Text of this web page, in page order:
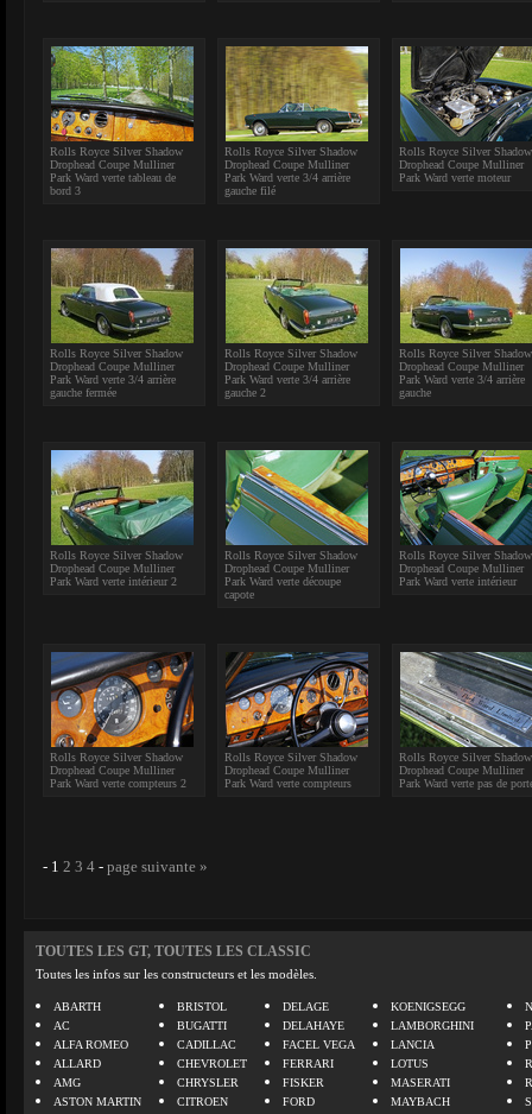
Rolls Royce Silver Shadow
Drophead Coupe Mulliner
Park Ward verte tableau de
bord 3
Rolls Royce Silver Shadow
Drophead Coupe Mulliner
Park Ward verte 3/4 arrière
gauche filé
Rolls Royce Silver Shadow
Drophead Coupe Mulliner
Park Ward verte moteur
Rolls Royce Silver Shadow
Drophead Coupe Mulliner
Park Ward verte 3/4 arrière
gauche fermée
Rolls Royce Silver Shadow
Drophead Coupe Mulliner
Park Ward verte 3/4 arrière
gauche 2
Rolls Royce Silver Shadow
Drophead Coupe Mulliner
Park Ward verte 3/4 arrière
gauche
Rolls Royce Silver Shadow
Drophead Coupe Mulliner
Park Ward verte intérieur 2
Rolls Royce Silver Shadow
Drophead Coupe Mulliner
Park Ward verte découpe
capote
Rolls Royce Silver Shadow
Drophead Coupe Mulliner
Park Ward verte intérieur
Rolls Royce Silver Shadow
Drophead Coupe Mulliner
Park Ward verte compteurs 2
Rolls Royce Silver Shadow
Drophead Coupe Mulliner
Park Ward verte compteurs
Rolls Royce Silver Shadow
Drophead Coupe Mulliner
Park Ward verte pas de
- 1 2 3 4 - page suivante »
TOUTES LES GT, TOUTES LES CLASSIC
Toutes les infos sur les constructeurs et les modèles.
ABARTH
AC
ALFA ROMEO
ALLARD
AMG
ASTON MARTIN
BRISTOL
BUGATTI
CADILLAC
CHEVROLET
CHRYSLER
CITROEN
DELAGE
DELAHAYE
FACEL VEGA
FERRARI
FISKER
FORD
KOENIGSEGG
LAMBORGHINI
LANCIA
LOTUS
MASERATI
MAYBACH